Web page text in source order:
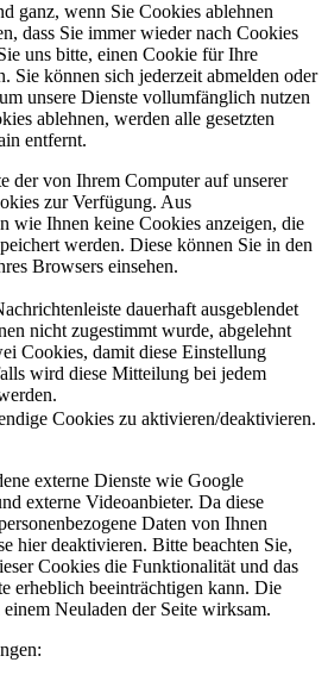
ganz, wenn Sie Cookies ablehnen
dass Sie immer wieder nach Cookies
uns bitte, einen Cookie für Ihre
Sie können sich jederzeit abmelden oder
unsere Dienste vollumfänglich nutzen
ablehnen, werden alle gesetzten
entfernt.
der von Ihrem Computer auf unserer
zur Verfügung. Aus
wie Ihnen keine Cookies anzeigen, die
werden. Diese können Sie in den
Browsers einsehen.
dauerhaft ausgeblendet
nicht zugestimmt wurde, abgelehnt
Cookies, damit diese Einstellung
wird diese Mitteilung bei jedem
Cookies zu aktivieren/deaktivieren.
externe Dienste wie Google
externe Videoanbieter. Da diese
Daten von Ihnen
hier deaktivieren. Bitte beachten Sie,
Cookies die Funktionalität und das
erheblich beeinträchtigen kann. Die
Neuladen der Seite wirksam.